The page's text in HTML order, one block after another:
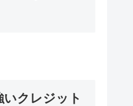
いクレジット